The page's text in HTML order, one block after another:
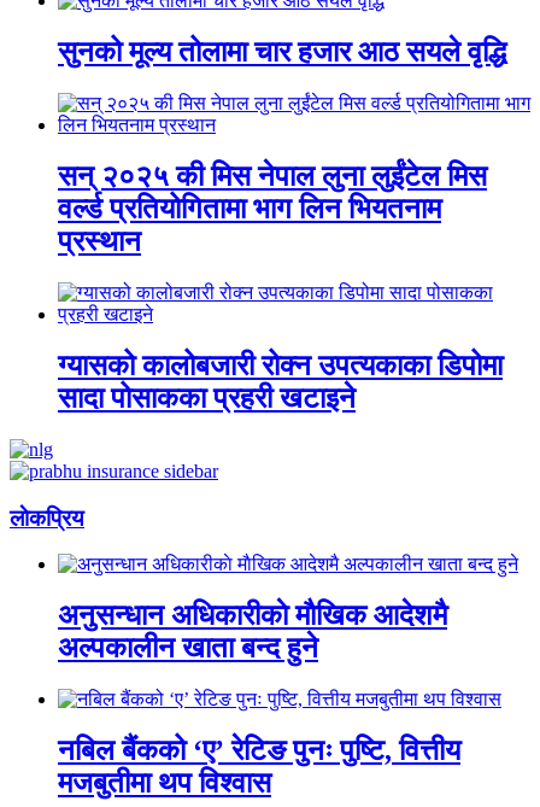
सुनको मूल्य तोलामा चार हजार आठ सयले वृद्धि
सन् २०२५ की मिस नेपाल लुना लुईंटेल मिस
वर्ल्ड प्रतियोगितामा भाग लिन भियतनाम
प्रस्थान
ग्यासको कालोबजारी रोक्न उपत्यकाका डिपोमा
सादा पोसाकका प्रहरी खटाइने
लाेकप्रिय
अनुसन्धान अधिकारीकाे माैखिक आदेशमै
अल्पकालीन खाता बन्द हुने
नबिल बैंकको ‘ए’ रेटिङ पुनः पुष्टि, वित्तीय
मजबुतीमा थप विश्वास